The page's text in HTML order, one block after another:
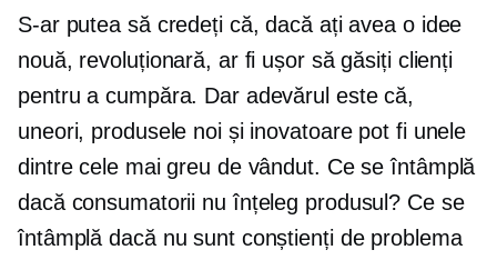
S-ar putea să credeți că, dacă ați avea o idee
nouă, revoluționară, ar fi ușor să găsiți clienți
pentru a cumpăra. Dar adevărul este că,
uneori, produsele noi și inovatoare pot fi unele
dintre cele mai greu de vândut. Ce se întâmplă
dacă consumatorii nu înțeleg produsul? Ce se
întâmplă dacă nu sunt conștienți de problema